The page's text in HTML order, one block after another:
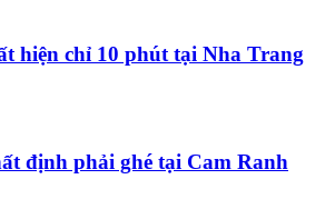
hiện chỉ 10 phút tại Nha Trang
định phải ghé tại Cam Ranh